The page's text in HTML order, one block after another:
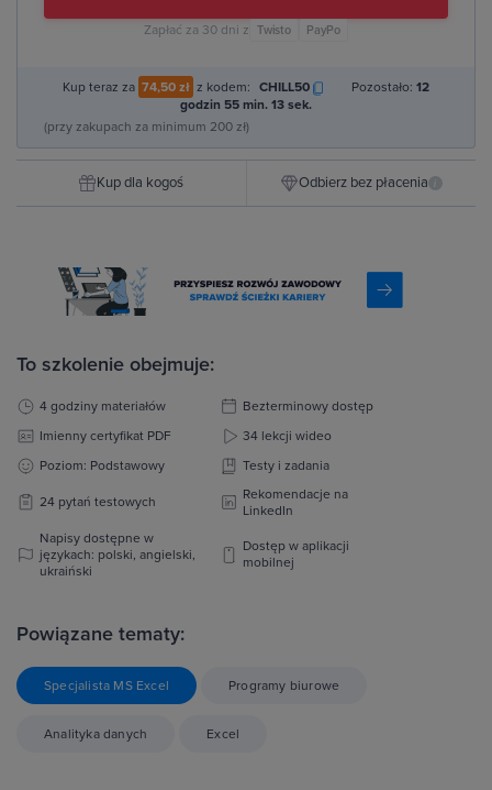
Zapłać za 30 dni z Twisto PayPo
Kup teraz za 74,50 zł z kodem: CHILL50 Pozostało: 12
godzin 55 min. 12 sek.
(przy zakupach za minimum 200 zł)
Kup dla kogoś Odbierz bez płacenia i
To szkolenie obejmuje:
4 godziny materiałów
Bezterminowy dostęp
Imienny certyfikat PDF
34 lekcji wideo
Poziom: Podstawowy
Testy i zadania
24 pytań testowych
Rekomendacje na
LinkedIn
Napisy dostępne w
językach: polski, angielski,
ukraiński
Dostęp w aplikacji
mobilnej
Powiązane tematy:
Specjalista MS Excel Programy biurowe
Analityka danych Excel